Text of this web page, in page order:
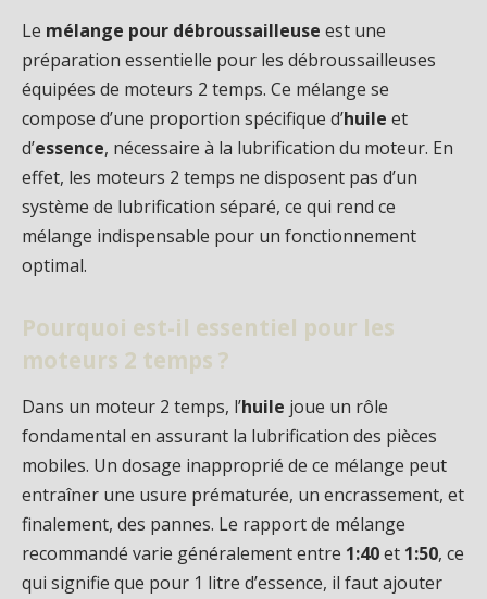
Le mélange pour débroussailleuse est une
préparation essentielle pour les débroussailleuses
équipées de moteurs 2 temps. Ce mélange se
compose d’une proportion spécifique d’huile et
d’essence, nécessaire à la lubrification du moteur. En
effet, les moteurs 2 temps ne disposent pas d’un
système de lubrification séparé, ce qui rend ce
mélange indispensable pour un fonctionnement
optimal.
Pourquoi est-il essentiel pour les
moteurs 2 temps ?
Dans un moteur 2 temps, l’huile joue un rôle
fondamental en assurant la lubrification des pièces
mobiles. Un dosage inapproprié de ce mélange peut
entraîner une usure prématurée, un encrassement, et
finalement, des pannes. Le rapport de mélange
recommandé varie généralement entre 1:40et 1:50, ce
qui signifie que pour 1 litre d’essence, il faut ajouter